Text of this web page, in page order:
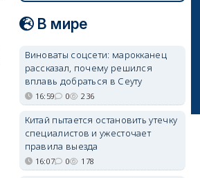
В мире
Виноваты соцсети: марокканец
рассказал, почему решился
вплавь добраться в Сеуту
16:59 0 236
Китай пытается остановить утечку
специалистов и ужесточает
правила выезда
16:07 0 178